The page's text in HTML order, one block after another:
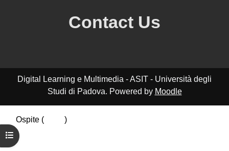
Apri indice del corso
Contact Us
Digital Learning e Multimedia - ASIT - Università degli
Studi di Padova. Powered by Moodle
Ospite (
)
Riepilogo della conservazione dei dati
Politiche